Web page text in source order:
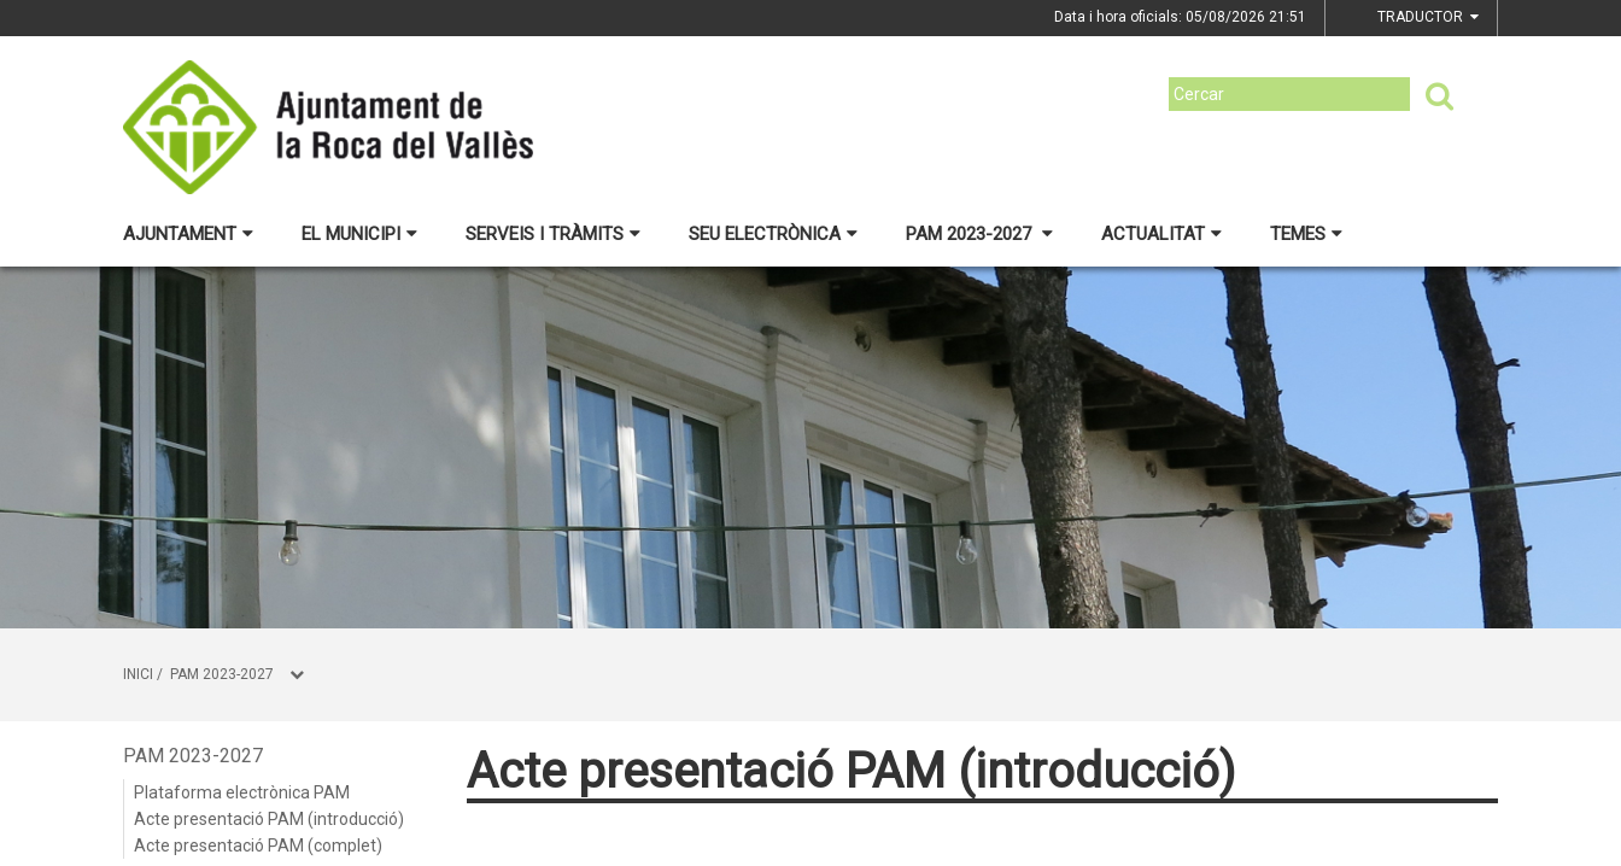
Data i hora oficials: 05/08/2026 21:51 TRADUCTOR
AJUNTAMENT EL MUNICIPI SERVEIS I TRÀMITS SEU ELECTRÒNICA PAM 2023-2027 ACTUALITAT TEMES
INICI / PAM 2023-2027
PAM 2023-2027
Plataforma electrònica PAM
Acte presentació PAM (introducció)
Acte presentació PAM (complet)
Acte presentació PAM (introducció)